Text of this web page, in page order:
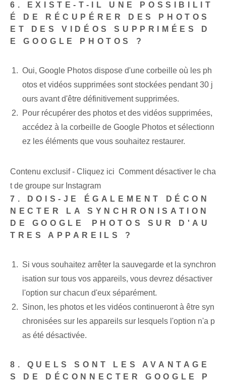
6. EXISTE-T-IL UNE POSSIBILIT
É DE RÉCUPÉRER DES PHOTOS
ET DES VIDÉOS SUPPRIMÉES D
E GOOGLE PHOTOS ?
Oui, Google Photos dispose d'une corbeille où les ph
otos et vidéos supprimées sont stockées pendant 30 j
ours avant d'être définitivement supprimées.
Pour récupérer des photos et des vidéos supprimées,
accédez à la corbeille de Google Photos et sélectionn
ez les éléments que vous souhaitez restaurer.
Contenu exclusif - Cliquez ici Comment désactiver le cha
t de groupe sur Instagram
7. DOIS-JE ÉGALEMENT DÉCON
NECTER LA SYNCHRONISATION
DE GOOGLE ⁢PHOTOS SUR D'AU
TRES APPAREILS ?
Si vous souhaitez arrêter la sauvegarde et la synchron
isation sur tous vos appareils, vous devrez désactiver
l'option sur chacun d'eux séparément.
Sinon, les photos et les vidéos continueront à être ⁤syn
chronisées​ sur les appareils sur lesquels l'option n'a p
as été‌ désactivée.
8. QUELS SONT LES AVANTAGE
S DE DÉCONNECTER GOOGLE P